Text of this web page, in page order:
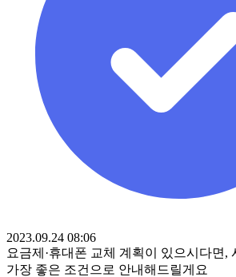
2023.09.24 08:06
요금제·휴대폰 교체 계획이 있으시다면,
가장 좋은 조건으로 안내해드릴게요